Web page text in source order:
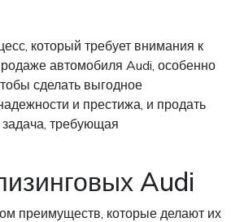
который требует внимания к
автомобиля Audi, особенно
сделать выгодное
и престижа, и продать
требующая
Audi
преимуществ, которые делают их